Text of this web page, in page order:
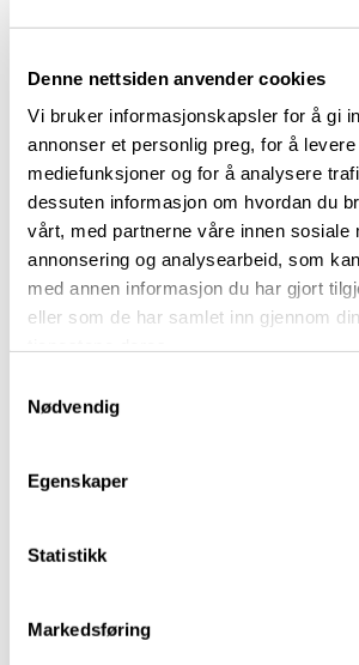
Denne nettsiden anvender cookies
Vi bruker informasjonskapsler for å gi
annonser et personlig preg, for å
mediefunksjoner og for å analysere
dessuten informasjon om hvordan du
vårt, med partnerne våre innen sosiale
annonsering og analysearbeid, som
med annen informasjon du har gjort
eller som de har samlet inn gjennom
Nødvendig
Egenskaper
Statistikk
Markedsføring
Avansert behandling: Flytende
Avansert behandling:
Avansert behandling:
Lignende aktueltsaker
Aktuelt